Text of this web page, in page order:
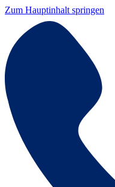
Zum Hauptinhalt springen